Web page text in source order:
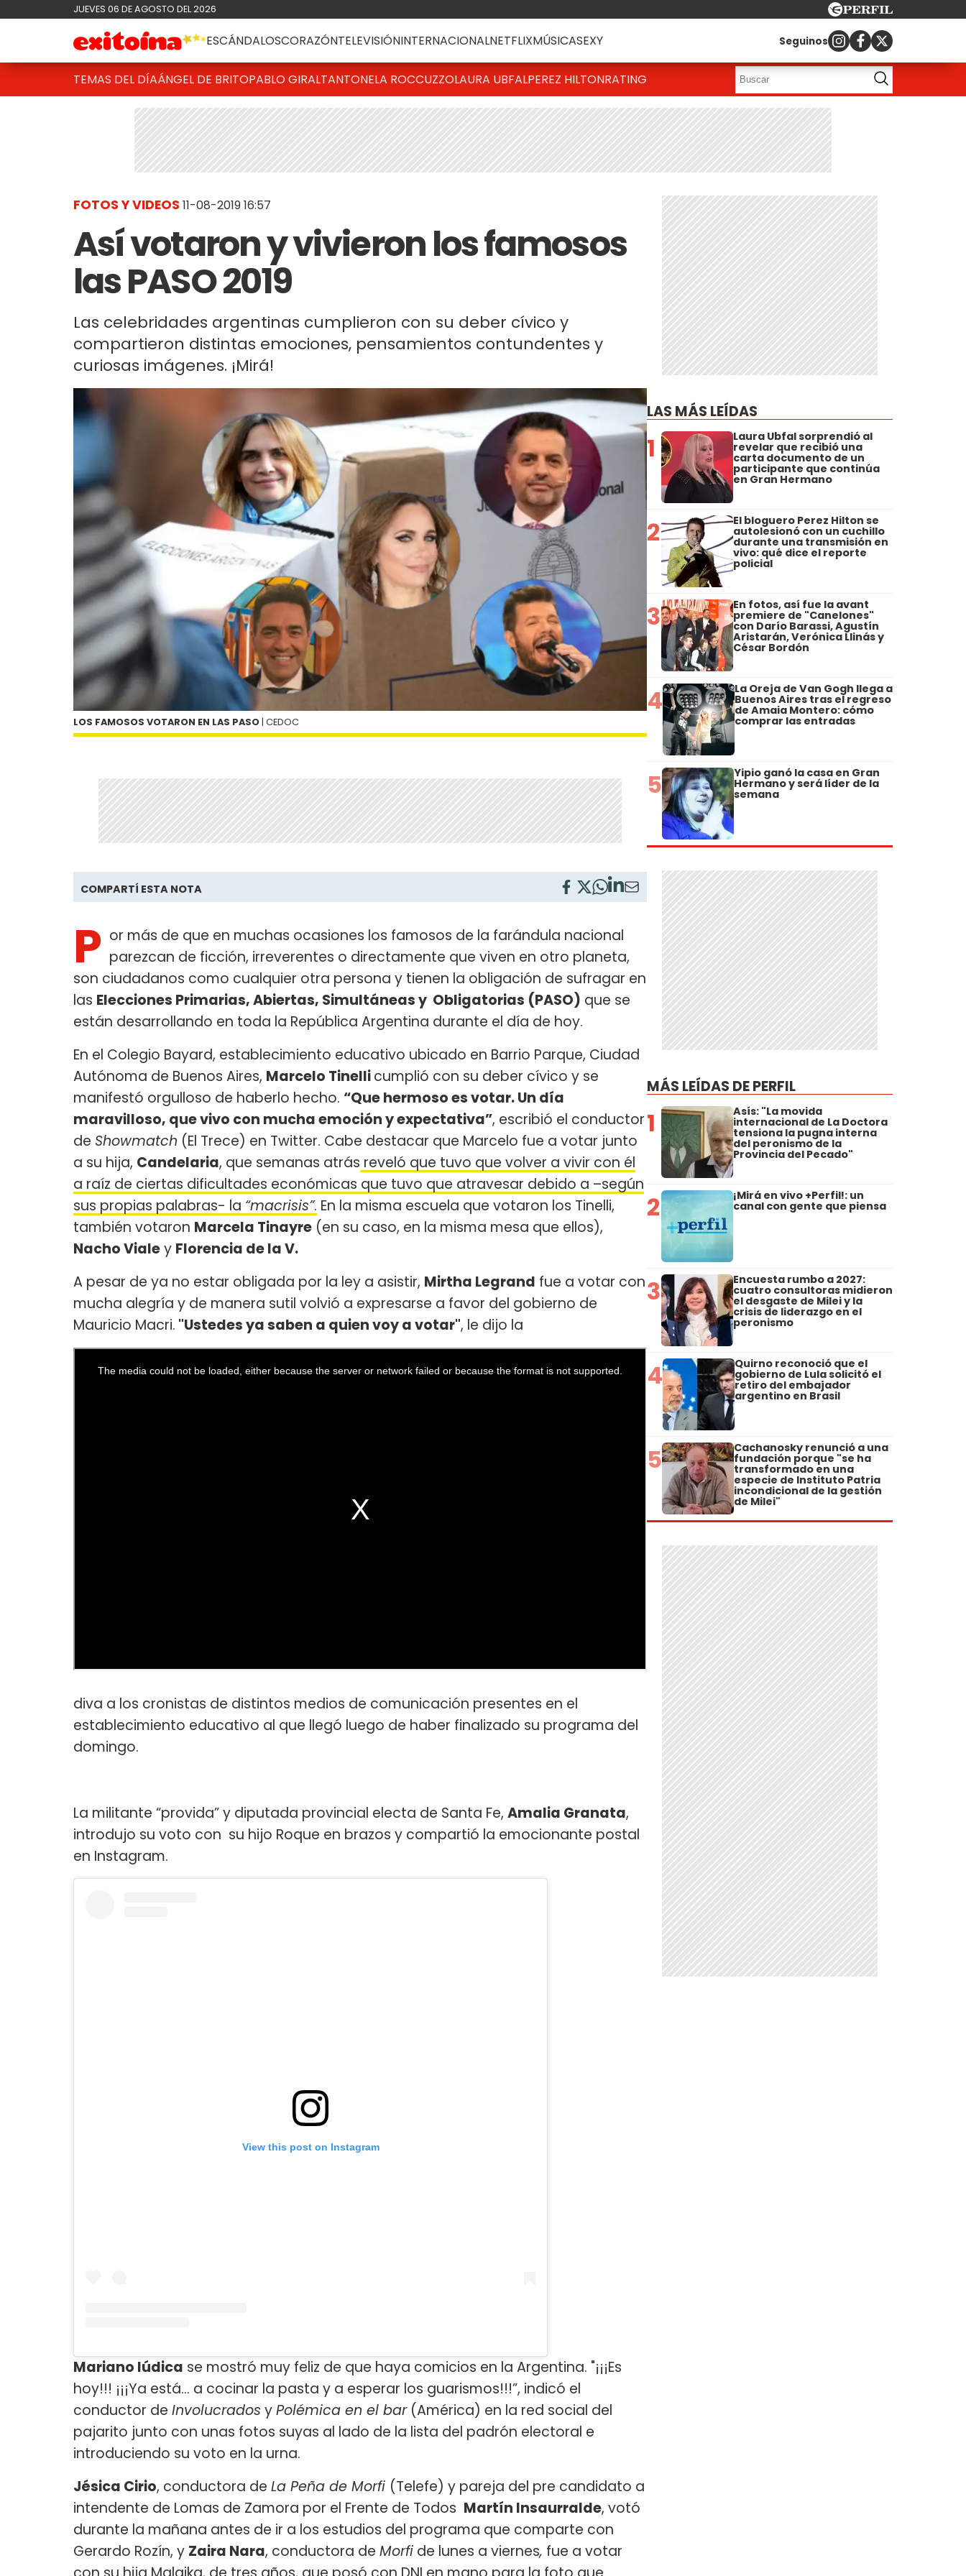
JUEVES 06 DE AGOSTO DEL 2026
ESCÁNDALOSCORAZÓNTELEVISIÓNINTERNACIONALNETFLIXMÚSICASEXY Seguinos
TEMAS DEL DÍAÁNGEL DE BRITOPABLO GIRALTANTONELA ROCCUZZOLAURA UBFALPEREZ HILTONRATING
FOTOS Y VIDEOS 11-08-2019 16:57
Así votaron y vivieron los famosos
las PASO 2019
Las celebridades argentinas cumplieron con su deber cívico y
compartieron distintas emociones, pensamientos contundentes y
curiosas imágenes. ¡Mirá!
LOS FAMOSOS VOTARON EN LAS PASO | CEDOC
COMPARTÍ ESTA NOTA
P or más de que en muchas ocasiones los famosos de la farándula nacional
parezcan de ficción, irreverentes o directamente que viven en otro planeta,
son ciudadanos como cualquier otra persona y tienen la obligación de sufragar en
las Elecciones Primarias, Abiertas, Simultáneas y Obligatorias (PASO) que se
están desarrollando en toda la República Argentina durante el día de hoy.
En el Colegio Bayard, establecimiento educativo ubicado en Barrio Parque, Ciudad
Autónoma de Buenos Aires, Marcelo Tinellicumplió con su deber cívico y se
manifestó orgulloso de haberlo hecho. “Que hermoso es votar. Un día
maravilloso, que vivo con mucha emoción y expectativa”, escribió el conductor
de Showmatch (El Trece) en Twitter. Cabe destacar que Marcelo fue a votar junto
a su hija, Candelaria, que semanas atrás reveló que tuvo que volver a vivir con él
a raíz de ciertas dificultades económicas que tuvo que atravesar debido a –según
sus propias palabras- la “macrisis”. En la misma escuela que votaron los Tinelli,
también votaron Marcela Tinayre (en su caso, en la misma mesa que ellos),
Nacho Vialey Florencia de la V.
A pesar de ya no estar obligada por la ley a asistir, Mirtha Legrand fue a votar con
mucha alegría y de manera sutil volvió a expresarse a favor del gobierno de
Mauricio Macri. "Ustedes ya saben a quien voy a votar", le dijo la
diva a los cronistas de distintos medios de comunicación presentes en el
establecimiento educativo al que llegó luego de haber finalizado su programa del
domingo.
La militante “provida” y diputada provincial electa de Santa Fe, Amalia Granata,
introdujo su voto con su hijo Roque en brazos y compartió la emocionante postal
en Instagram.
View this post on Instagram
Mariano Iúdica se mostró muy feliz de que haya comicios en la Argentina. "¡¡¡Es
hoy!!! ¡¡¡Ya está… a cocinar la pasta y a esperar los guarismos!!!”, indicó el
conductor de Involucrados yPolémica en el bar(América) en la red social del
pajarito junto con unas fotos suyas al lado de la lista del padrón electoral e
introduciendo su voto en la urna.
Jésica Cirio, conductora de La Peña de Morfi (Telefe) y pareja del pre candidato a
intendente de Lomas de Zamora por el Frente de Todos Martín Insaurralde, votó
durante la mañana antes de ir a los estudios del programa que comparte con
Gerardo Rozín, y Zaira Nara, conductora de Morfi de lunes a viernes, fue a votar
LAS MÁS LEÍDAS
1 Laura Ubfal sorprendió al
revelar que recibió una
carta documento de un
participante que continúa
en Gran Hermano
2 El bloguero Perez Hilton se
autolesionó con un cuchillo
durante una transmisión en
vivo: qué dice el reporte
policial
3 En fotos, así fue la avant
premiere de "Canelones"
con Darío Barassi, Agustín
Aristarán, Verónica Llinás y
César Bordón
4 La Oreja de Van Gogh llega a
Buenos Aires tras el regreso
de Amaia Montero: cómo
comprar las entradas
5 Yipio ganó la casa en Gran
Hermano y será líder de la
semana
MÁS LEÍDAS DE PERFIL
1 Asís: "La movida
internacional de La Doctora
tensiona la pugna interna
del peronismo de la
Provincia del Pecado"
2 ¡Mirá en vivo +Perfil!: un
canal con gente que piensa
3 Encuesta rumbo a 2027:
cuatro consultoras midieron
el desgaste de Milei y la
crisis de liderazgo en el
peronismo
4 Quirno reconoció que el
gobierno de Lula solicitó el
retiro del embajador
argentino en Brasil
5 Cachanosky renunció a una
fundación porque "se ha
transformado en una
especie de Instituto Patria
incondicional de la gestión
de Milei"